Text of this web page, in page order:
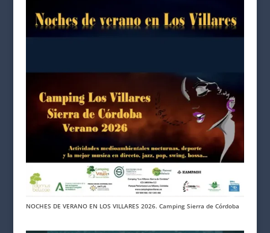
NOCHES DE VERANO EN LOS VILLARES 2026. Camping Sierra de Córdoba